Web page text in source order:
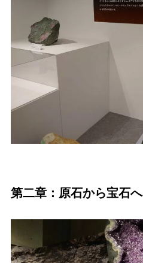
第二章：原石から宝石へ